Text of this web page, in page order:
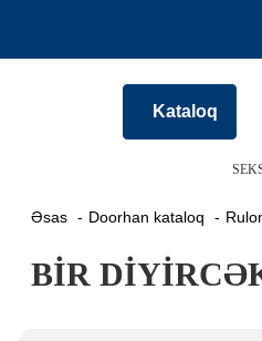
Kataloq
Əsas Doorhan kataloq
BIR